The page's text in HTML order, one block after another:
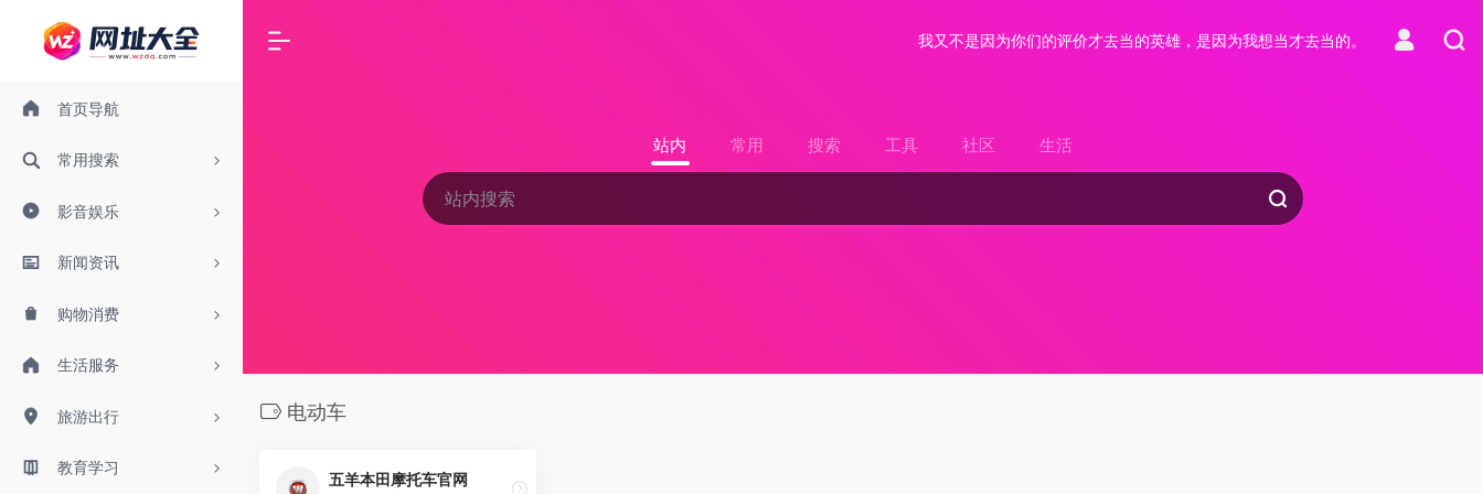
首页导航
常用搜索
影音娱乐
新闻资讯
购物消费
生活服务
旅游出行
教育学习
我又不是因为你们的评价才去当的英雄，是因为我想当才去当的。
站内 常用 搜索 工具 社区 生活
电动车
五羊本田摩托车官网